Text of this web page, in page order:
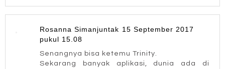
Rosanna Simanjuntak 15 September 2017
pukul 15.08
Senangnya bisa ketemu Trinity.
Sekarang banyak aplikasi, dunia ada di